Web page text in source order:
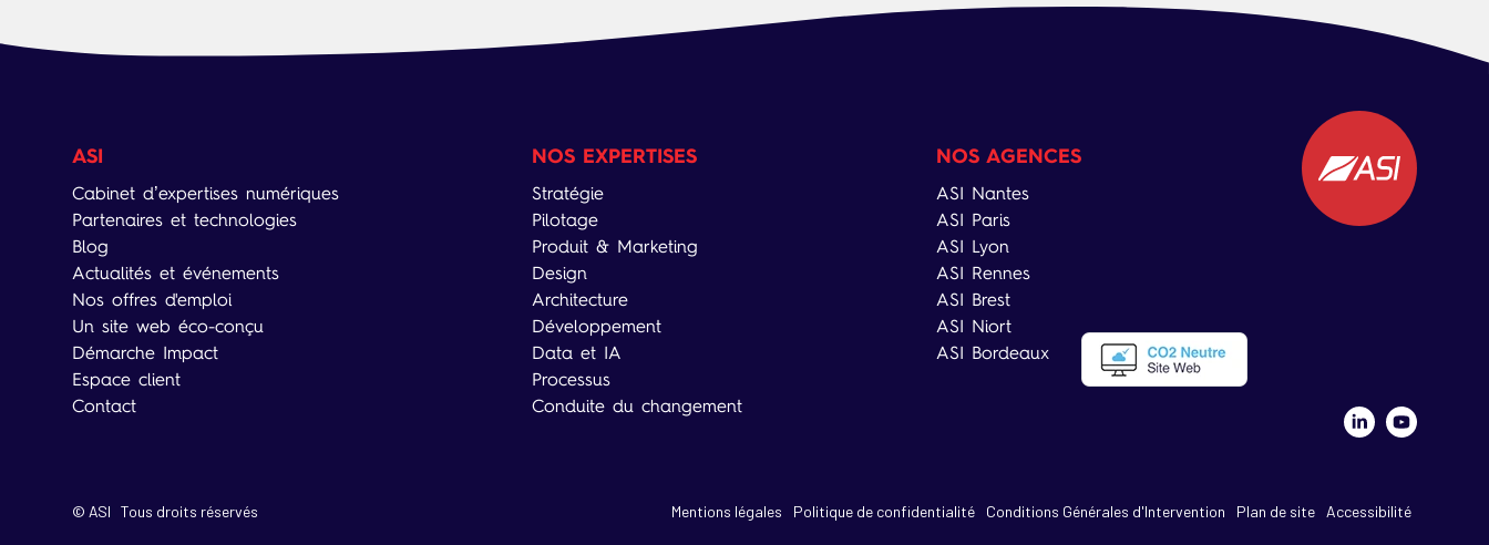
ASI
Cabinet d’expertises numériques
Partenaires et technologies
Blog
Actualités et événements
Nos offres d'emploi
Un site web éco-conçu
Démarche Impact
Espace client
Contact
NOS EXPERTISES
Stratégie
Pilotage
Produit & Marketing
Design
Architecture
Développement
Data et IA
Processus
Conduite du changement
NOS AGENCES
ASI Nantes
ASI Paris
ASI Lyon
ASI Rennes
ASI Brest
ASI Niort
ASI Bordeaux
Mentions légales Politique de confidentialité Conditions Générales d'Intervention Plan de site Accessibilité
© ASI Tous droits réservés